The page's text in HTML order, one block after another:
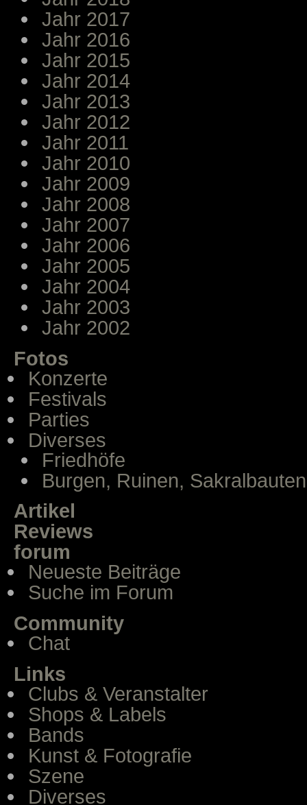
Jahr 2017
Jahr 2016
Jahr 2015
Jahr 2014
Jahr 2013
Jahr 2012
Jahr 2011
Jahr 2010
Jahr 2009
Jahr 2008
Jahr 2007
Jahr 2006
Jahr 2005
Jahr 2004
Jahr 2003
Jahr 2002
Fotos
Konzerte
Festivals
Parties
Diverses
Friedhöfe
Burgen, Ruinen, Sakralbauten
Artikel
Reviews
forum
Neueste Beiträge
Suche im Forum
Community
Chat
Links
Clubs & Veranstalter
Shops & Labels
Bands
Kunst & Fotografie
Szene
Diverses